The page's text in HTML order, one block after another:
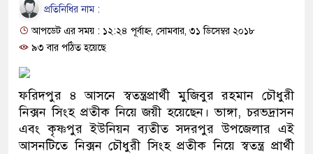
২৮ লাখ টাকার জাল নোটসহ
থানা পুলিশ
প্রতিনিধির নাম :
আপডেট এর সময় : ১২:২৪ পূর্বাহ্ন, সোমবার, ৩১ ডিসেম্বর ২০১৮
৯৩ বার পঠিত হয়েছে
ফরিদপুর ৪ আসনে স্বতন্ত্রপ্রার্থী মুজিবুর​ রহমান চৌধুরী
নিক্সন সিংহ প্রতীক নিয়ে জয়ী হয়েছেন। ভাঙ্গা, চরভদ্রাসন
এবং কৃষ্ণপুর ইউনিয়ন ব্যতীত সদরপুর উপজেলার এই
আসনটিতে নিক্সন চৌধুরী সিংহ প্রতীক নিয়ে স্বতন্ত্র প্রার্থী